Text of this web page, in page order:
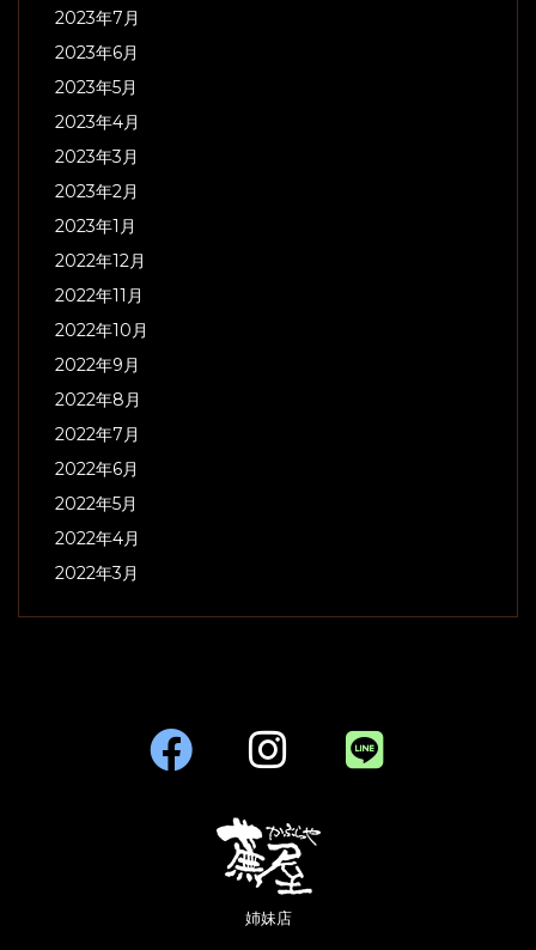
2023年7月
2023年6月
2023年5月
2023年4月
2023年3月
2023年2月
2023年1月
2022年12月
2022年11月
2022年10月
2022年9月
2022年8月
2022年7月
2022年6月
2022年5月
2022年4月
2022年3月
姉妹店